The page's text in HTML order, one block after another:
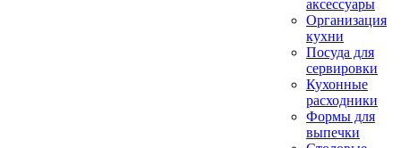
аксессуары
Организация
кухни
Посуда для
сервировки
Кухонные
расходники
Формы для
выпечки